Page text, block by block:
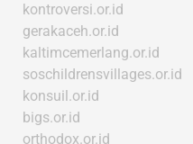
kontroversi.or.id
gerakaceh.or.id
kaltimcemerlang.or.id
soschildrensvillages.or.id
konsuil.or.id
bigs.or.id
orthodox.or.id